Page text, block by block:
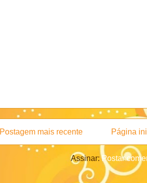
Postagem mais recente Página
Assinar:Postar